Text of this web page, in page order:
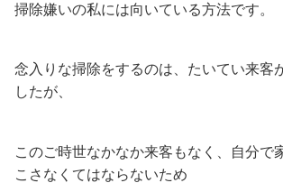
掃除嫌いの私には向いている方法です。
念入りな掃除をするのは、たいてい来客
したが、
このご時世なかなか来客もなく、自分で
こさなくてはならないため